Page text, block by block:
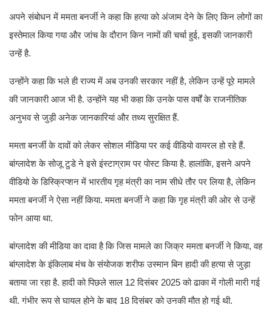
अपने संबोधन में ममता बनर्जी ने कहा कि हत्या को अंजाम देने के लिए किन लोगों का
इस्तेमाल किया गया और जांच के दौरान किन नामों की चर्चा हुई, इसकी जानकारी
उन्हें है.
उन्होंने कहा कि भले ही राज्य में अब उनकी सरकार नहीं है, लेकिन उन्हें पूरे मामले
की जानकारी आज भी है. उन्होंने यह भी कहा कि उनके पास वर्षों के राजनीतिक
अनुभव से जुड़ी अनेक जानकारियां और तथ्य सुरक्षित हैं.
ममता बनर्जी के दावों को लेकर सोशल मीडिया पर कई वीडियो वायरल हो रहे हैं.
बांग्लादेश के सोजू टुडे ने इसे इंस्टाग्राम पर पोस्ट किया है. हालांकि, इसने अपने
वीडियो के डिस्क्रिप्शन में भारतीय गृह मंत्री का नाम सीधे तौर पर लिया है, लेकिन
ममता बनर्जी ने ऐसा नहीं किया. ममता बनर्जी ने कहा कि गृह मंत्री की ओर से उन्हें
फोन आया था.
बांग्लादेश की मीडिया का दावा है कि जिस मामले का जिक्र ममता बनर्जी ने किया, वह
बांग्लादेश के इंकिलाब मंच के संयोजक शरीफ उस्मान बिन हादी की हत्या से जुड़ा
बताया जा रहा है. हादी को पिछले साल 12 दिसंबर 2025 को ढाका में गोली मारी गई
थी. गंभीर रूप से घायल होने के बाद 18 दिसंबर को उनकी मौत हो गई थी.